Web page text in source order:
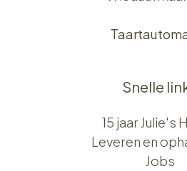
Snelle
15 jaar Julie's
Leveren en
Jobs